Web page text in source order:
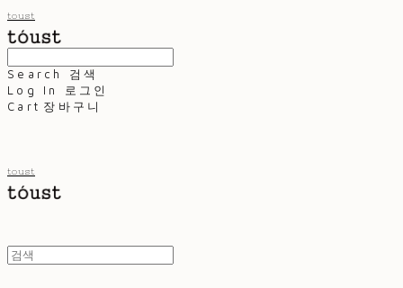
toust
Search
검색
Log In
로그인
Cart 장바구니
toust